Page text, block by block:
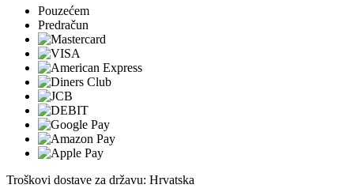
Pouzećem
Predračun
Troškovi dostave za državu: Hrvatska